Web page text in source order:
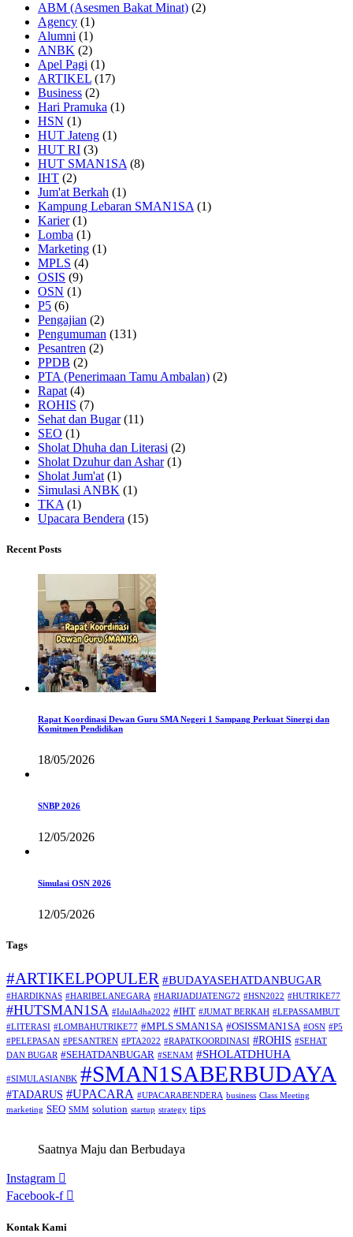
ABM (Asesmen Bakat Minat) (2)
Agency (1)
Alumni (1)
ANBK (2)
Apel Pagi (1)
ARTIKEL (17)
Business (2)
Hari Pramuka (1)
HSN (1)
HUT Jateng (1)
HUT RI (3)
HUT SMAN1SA (8)
IHT (2)
Jum'at Berkah (1)
Kampung Lebaran SMAN1SA (1)
Karier (1)
Lomba (1)
Marketing (1)
MPLS (4)
OSIS (9)
OSN (1)
P5 (6)
Pengajian (2)
Pengumuman (131)
Pesantren (2)
PPDB (2)
PTA (Penerimaan Tamu Ambalan) (2)
Rapat (4)
ROHIS (7)
Sehat dan Bugar (11)
SEO (1)
Sholat Dhuha dan Literasi (2)
Sholat Dzuhur dan Ashar (1)
Sholat Jum'at (1)
Simulasi ANBK (1)
TKA (1)
Upacara Bendera (15)
Recent Posts
Rapat Koordinasi Dewan Guru SMA Negeri 1 Sampang Perkuat Sinergi dan
Komitmen Pendidikan
18/05/2026
SNBP 2026
12/05/2026
Simulasi OSN 2026
12/05/2026
Tags
#ARTIKELPOPULER #BUDAYASEHATDANBUGAR
#HARDIKNAS #HARIBELANEGARA #HARIJADIJATENG72 #HSN2022 #HUTRIKE77
#HUTSMAN1SA #IdulAdha2022 #IHT #JUMAT BERKAH #LEPASSAMBUT
#LITERASI #LOMBAHUTRIKE77 #MPLS SMAN1SA #OSISSMAN1SA #OSN #P5
#PELEPASAN #PESANTREN #PTA2022 #RAPATKOORDINASI #ROHIS #SEHAT
DAN BUGAR #SEHATDANBUGAR #SENAM #SHOLATDHUHA
#SIMULASIANBK #SMAN1SABERBUDAYA
#TADARUS #UPACARA #UPACARABENDERA business Class Meeting
marketing SEO SMM solution startup strategy tips
Saatnya Maju dan Berbudaya
Instagram
Facebook-f
Kontak Kami